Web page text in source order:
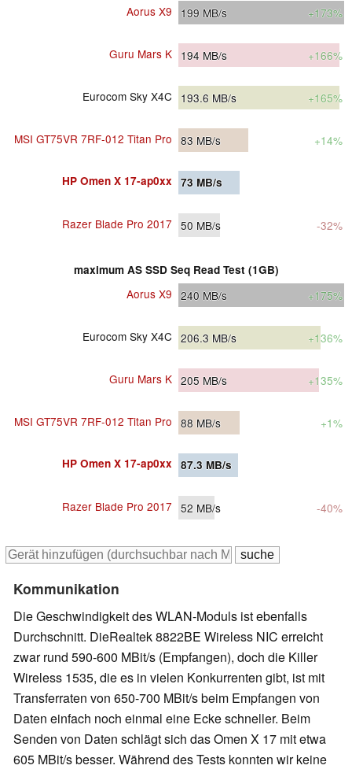
Aorus X9 199 MB/s +173%
Guru Mars K 194 MB/s +166%
Eurocom Sky X4C 193.6 MB/s +165%
MSI GT75VR 7RF-012 Titan Pro 83 MB/s +14%
HP Omen X 17-ap0xx 73 MB/s
Razer Blade Pro 2017 50 MB/s -32%
maximum AS SSD Seq Read Test (1GB)
Aorus X9 240 MB/s +175%
Eurocom Sky X4C 206.3 MB/s +136%
Guru Mars K 205 MB/s +135%
MSI GT75VR 7RF-012 Titan Pro 88 MB/s +1%
HP Omen X 17-ap0xx 87.3 MB/s
Razer Blade Pro 2017 52 MB/s -40%
Kommunikation
Die Geschwindigkeit des WLAN-Moduls ist ebenfalls
Durchschnitt. DieRealtek 8822BE Wireless NIC erreicht
zwar rund 590-600 MBit/s (Empfangen), doch die Killer
Wireless 1535, die es in vielen Konkurrenten gibt, ist mit
Transferraten von 650-700 MBit/s beim Empfangen von
Daten einfach noch einmal eine Ecke schneller. Beim
Senden von Daten schlägt sich das Omen X 17 mit etwa
605 MBit/s besser. Während des Tests konnten wir keine